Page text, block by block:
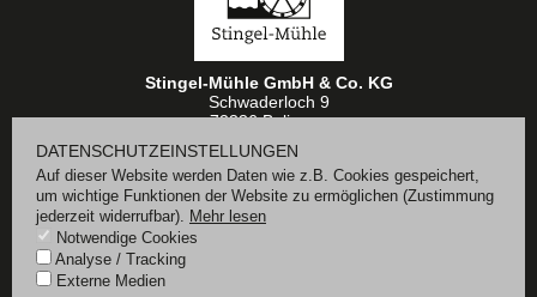
Stingel-Mühle GmbH & Co. KG
Schwaderloch 9
72336 Balingen
Impressum
Datenschutz
Cookie Einstellungen
DATENSCHUTZEINSTELLUNGEN
Auf dieser Website werden Daten wie z.B. Cookies gespeichert,
um wichtige Funktionen der Website zu ermöglichen (Zustimmung
jederzeit widerrufbar). Mehr lesen
Notwendige Cookies
Analyse / Tracking
Externe Medien